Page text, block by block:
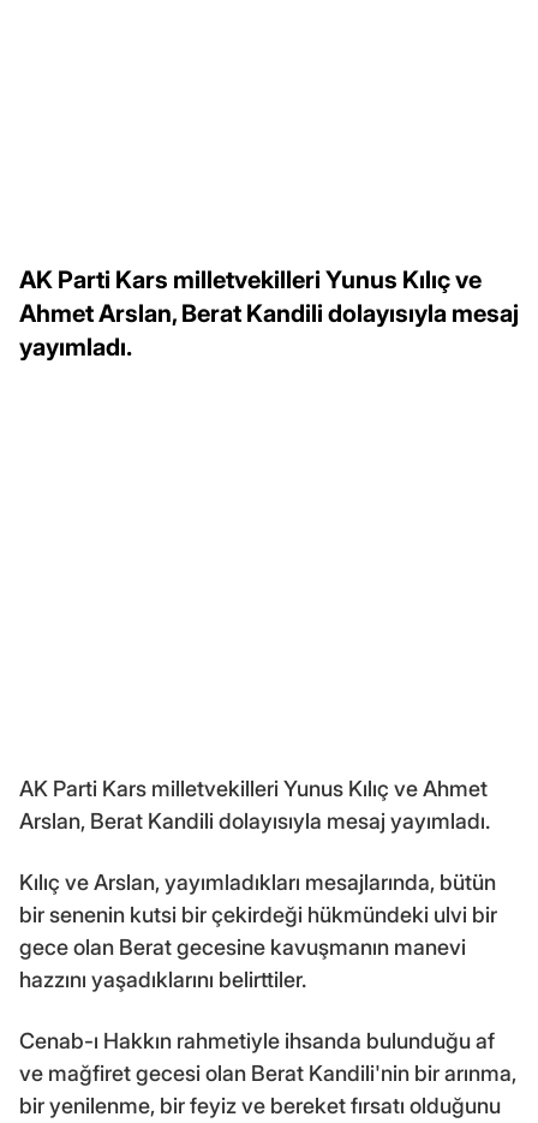
AK Parti Kars milletvekilleri Yunus Kılıç ve
Ahmet Arslan, Berat Kandili dolayısıyla mesaj
yayımladı.
AK Parti Kars milletvekilleri Yunus Kılıç ve Ahmet
Arslan, Berat Kandili dolayısıyla mesaj yayımladı.
Kılıç ve Arslan, yayımladıkları mesajlarında, bütün
bir senenin kutsi bir çekirdeği hükmündeki ulvi bir
gece olan Berat gecesine kavuşmanın manevi
hazzını yaşadıklarını belirttiler.
Cenab-ı Hakkın rahmetiyle ihsanda bulunduğu af
ve mağfiret gecesi olan Berat Kandili'nin bir arınma,
bir yenilenme, bir feyiz ve bereket fırsatı olduğunu